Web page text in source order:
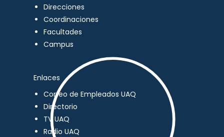
Direcciones
Coordinaciones
Facultades
Campus
Enlaces
Correo de Empleados UAQ
Directorio
TV UAQ
Radio UAQ